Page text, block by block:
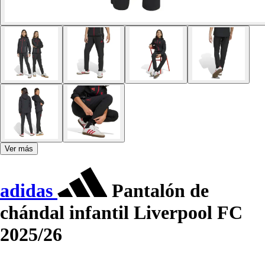
Ver más
adidas
Pantalón de
chándal infantil Liverpool FC
2025/26